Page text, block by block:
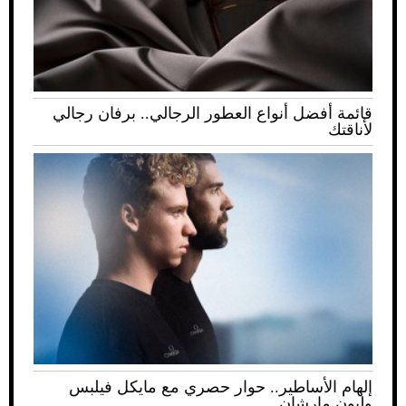
قائمة أفضل أنواع العطور الرجالي.. برفان رجالي
لأناقتك
إلهام الأساطير.. حوار حصري مع مايكل فيلبس